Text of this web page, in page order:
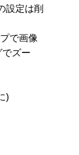
設定は削
で画像
ズー
)